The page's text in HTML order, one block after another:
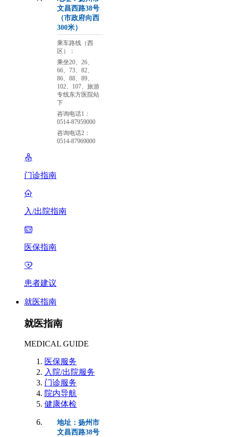
文昌西路38号
（市政府向西
300米）
乘车路线（西
区）：
乘坐20、26、
66、73、82、
86、88、89、
102、107、旅游
专线东方医院站
下
咨询电话1：
0514-87959000
咨询电话2：
0514-87969000
门诊指南
入/出院指南
医保指南
患者建议
就医指南
就医指南
MEDICAL GUIDE
医保服务
入院/出院服务
门诊服务
院内导航
健康体检
地址：扬州市
文昌西路38号